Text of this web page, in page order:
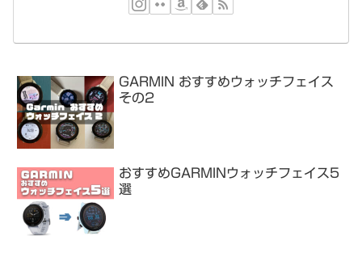
GARMIN おすすめウォッチフェイス
その2
おすすめGARMINウォッチフェイス5
選